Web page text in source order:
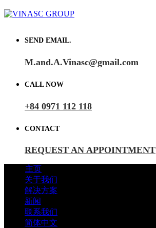
SEND EMAIL.
M.and.A.Vinasc@gmail.com
CALL NOW
+84 0971 112 118
CONTACT
REQUEST AN APPOINTMENT
主页
关于我们
解决方案
新闻
联系我们
简体中文